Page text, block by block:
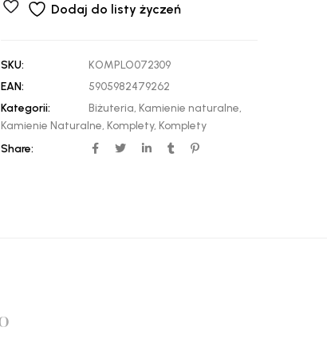
Dodaj do listy życzeń
SKU:
KOMPLO072309
EAN:
5905982479262
Kategorii:
Biżuteria, Kamienie naturalne,
Kamienie Naturalne, Komplety, Komplety
Share: